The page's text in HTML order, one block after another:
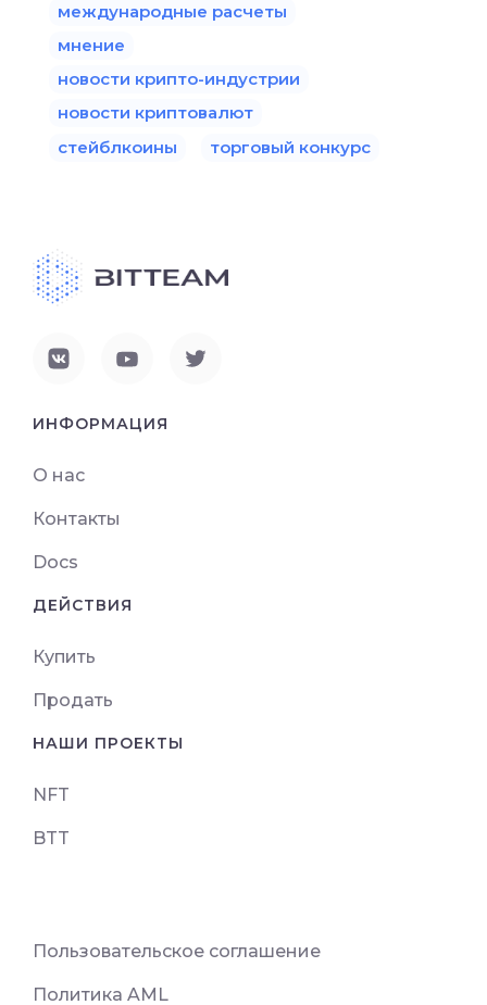
международные расчеты
мнение
новости крипто-индустрии
новости криптовалют
стейблкоины
торговый конкурс
ИНФОРМАЦИЯ
О нас
Контакты
Docs
ДЕЙСТВИЯ
Купить
Продать
НАШИ ПРОЕКТЫ
NFT
BTT
Пользовательское соглашение
Политика AML